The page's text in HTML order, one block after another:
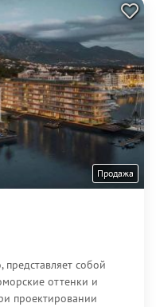
Продажа
собой
оттенки и
проектировании